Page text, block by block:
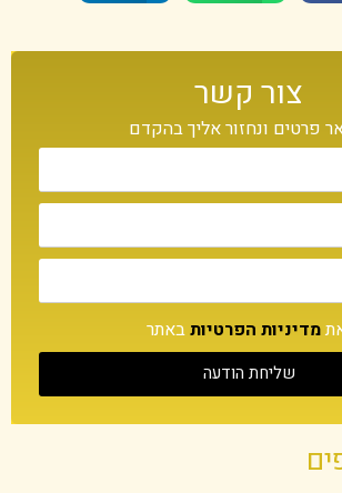
צור קשר
פרטים ונחזור אליך בהקדם
מדיניות הפרטיותבאתר
שליחת הודעה